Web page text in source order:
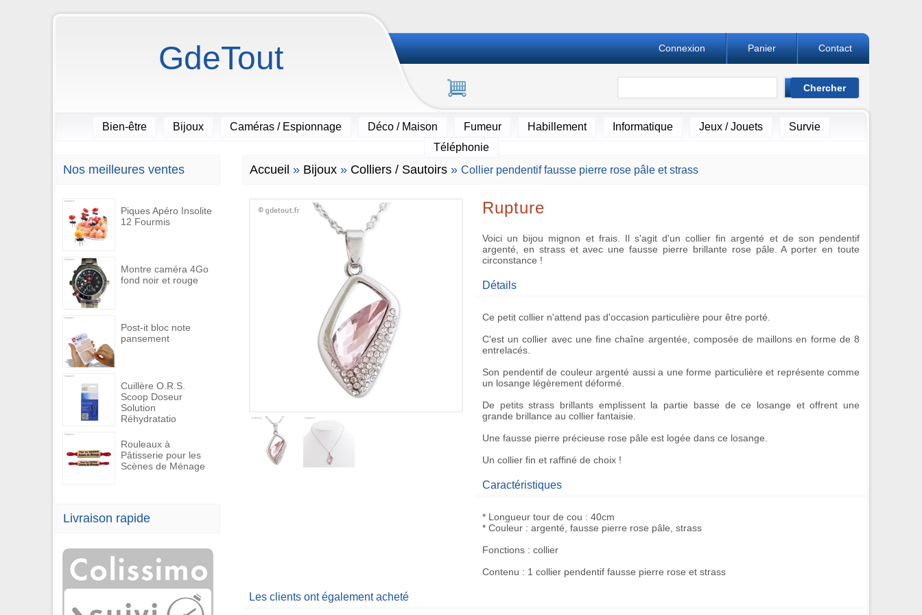
GdeTout Contact
Panier
Connexion
Bien-être Bijoux Caméras / Espionnage Déco / Maison Fumeur Habillement Informatique Jeux / Jouets
Survie
Téléphonie
Nos meilleures ventes
Piques Apéro Insolite
12 Fourmis
Montre caméra 4Go
fond noir et rouge
Post-it bloc note
pansement
Cuillère O.R.S.
Scoop Doseur
Solution
Réhydratatio
Rouleaux à
Pâtisserie pour les
Scènes de Ménage
Livraison rapide
Accueil » Bijoux » Colliers / Sautoirs » Collier pendentif fausse pierre rose pâle et strass
Rupture
Voici un bijou mignon et frais. Il s'agit d'un collier fin argenté et de son pendentif
argenté, en strass et avec une fausse pierre brillante rose pâle. A porter en toute
circonstance !
Détails
Ce petit collier n'attend pas d'occasion particulière pour être porté.
C'est un collier avec unefine chaîne argentée , composée de maillons en forme de 8
entrelacés.
Son pendentifde couleur argenté aussi a une forme particulière et représente comme
un losange légèrement déformé.
De petits strass brillants emplissent la partie basse de ce losange et offrent une
grande brillance au collier fantaisie
Une fausse pierre précieuse rose pâle est logée dans ce losange.
Un collier fin et raffiné de choix !
Caractéristiques
* Longueur tour de cou : 40cm
* Couleur : argenté, fausse pierre rose pâle, strass
Fonctions : collier
Contenu : 1 collier pendentif fausse pierre rose et strass
Les clients ont également acheté